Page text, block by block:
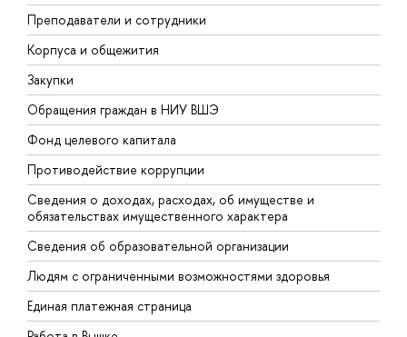
Преподаватели и сотрудники
Корпуса и общежития
Закупки
Обращения граждан в НИУ ВШЭ
Фонд целевого капитала
Противодействие коррупции
Сведения о доходах, расходах, об имуществе и
обязательствах имущественного характера
Сведения об образовательной организации
Людям с ограниченными возможностями здоровья
Единая платежная страница